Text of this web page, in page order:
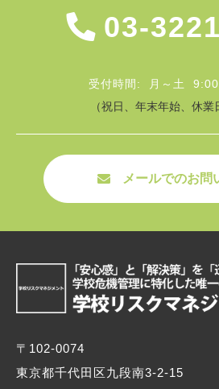
03-
受付時間: 月～土
（祝日、年末年始、休業
メールでのお問
〒102-0074
東京都千代田区九段南3-2-15